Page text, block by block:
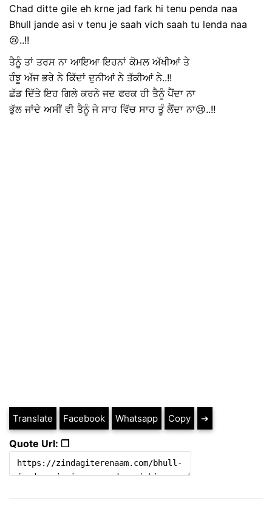
Chad ditte gile eh krne jad fark hi tenu penda naa
Bhull jande asi v tenu je saah vich saah tu lenda naa
😢..!!
ਤੈਨੂੰ ਤਾਂ ਤਰਸ ਨਾ ਆਇਆ ਇਹਨਾਂ ਕੋਮਲ ਅੱਖੀਆਂ ਤੇ
ਹੰਝੂ ਅੱਜ ਭਰੇ ਨੇ ਕਿੱਦਾਂ ਦੁਨੀਆਂ ਨੇ ਤੱਕੀਆਂ ਨੇ..!!
ਛੱਡ ਦਿੱਤੇ ਇਹ ਗਿਲੇ ਕਰਨੇ ਜਦ ਫਰਕ ਹੀ ਤੈਨੂੰ ਪੈਂਦਾ ਨਾ
ਭੁੱਲ ਜਾਂਦੇ ਅਸੀਂ ਵੀ ਤੈਨੂੰ ਜੇ ਸਾਹ ਵਿੱਚ ਸਾਹ ਤੂੰ ਲੈਂਦਾ ਨਾ😢..!!
Translate Facebook Whatsapp Copy ➔
Quote Url: ❐